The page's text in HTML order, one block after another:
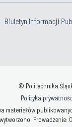
Biuletyn Informacji
© Politechnika
Polityka
Prowadzenie: